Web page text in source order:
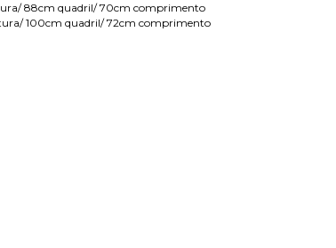
88cm quadril/ 70cm comprimento
100cm quadril/ 72cm comprimento